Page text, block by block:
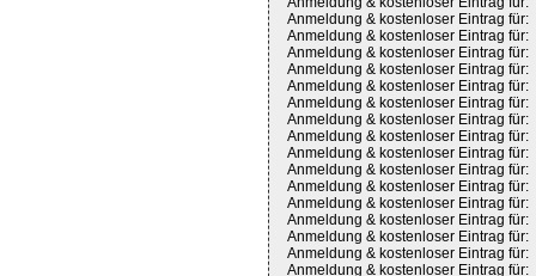
Anmeldung & kostenloser Eintrag für:
Anmeldung & kostenloser Eintrag für:
Anmeldung & kostenloser Eintrag für:
Anmeldung & kostenloser Eintrag für:
Anmeldung & kostenloser Eintrag für:
Anmeldung & kostenloser Eintrag für:
Anmeldung & kostenloser Eintrag für:
Anmeldung & kostenloser Eintrag für:
Anmeldung & kostenloser Eintrag für:
Anmeldung & kostenloser Eintrag für:
Anmeldung & kostenloser Eintrag für:
Anmeldung & kostenloser Eintrag für:
Anmeldung & kostenloser Eintrag für:
Anmeldung & kostenloser Eintrag für:
Anmeldung & kostenloser Eintrag für:
Anmeldung & kostenloser Eintrag für: